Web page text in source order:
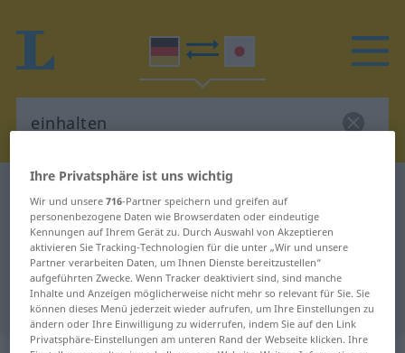
Deutsch-Japanisch Übersetzung
für "einhalten"
"einhalten" Japanisch Übersetzung
Ihre Privatsphäre ist uns wichtig
Wir und unsere716-Partner speichern und greifen auf
personenbezogene Daten wie Browserdaten oder eindeutige
Kennungen auf Ihrem Gerät zu. Durch Auswahl von Akzeptieren
aktivieren Sie Tracking-Technologien für die unter „Wir und unsere
Partner verarbeiten Daten, um Ihnen Dienste bereitzustellen“
aufgeführten Zwecke. Wenn Tracker deaktiviert sind, sind manche
Inhalte und Anzeigen möglicherweise nicht mehr so relevant für Sie. Sie
können dieses Menü jederzeit wieder aufrufen, um Ihre Einstellungen zu
ändern oder Ihre Einwilligung zu widerrufen, indem Sie auf den Link
Privatsphäre-Einstellungen am unteren Rand der Webseite klicken. Ihre